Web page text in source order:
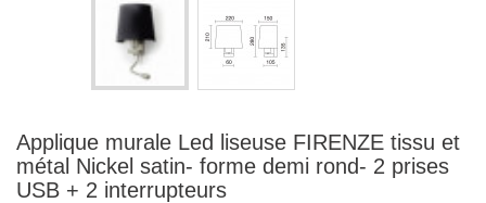
Applique murale Led liseuse FIRENZE tissu et
métal Nickel satin- forme demi rond- 2 prises
USB + 2 interrupteurs